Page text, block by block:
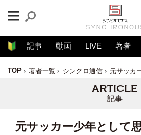
記事 動画 LIVE 著者
TOP 著者一覧 シンクロ通信 元サッカ
記事
元サッカー少年として